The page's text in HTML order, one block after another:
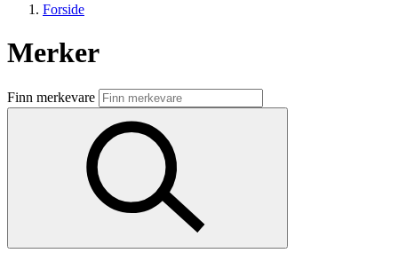
Butikker
Mat og drikke
Aktiviteter
Forside
Merker
Finn merkevare